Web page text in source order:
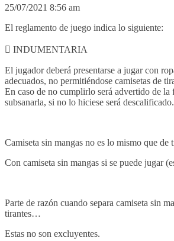
25/07/2021 8:56 am
El reglamento de juego indica lo siguiente:
 INDUMENTARIA
El jugador deberá presentarse a jugar con
adecuados, no permitiéndose camisetas de
En caso de no cumplirlo será advertido de la
subsanarla, si no lo hiciese será descalificado.
Camiseta sin mangas no es lo mismo que de
Con camiseta sin mangas si se puede jugar
Parte de razón cuando separa camiseta sin
tirantes…
Estas no son excluyentes.